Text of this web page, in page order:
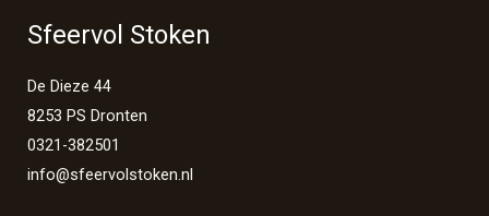
Sfeervol Stoken
De Dieze 44
8253 PS Dronten
0321-382501
info@sfeervolstoken.nl